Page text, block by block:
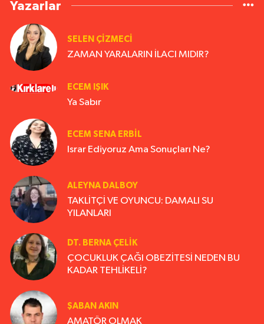
Yazarlar
SELEN ÇİZMECİ
ZAMAN YARALARIN İLACI MIDIR?
ECEM IŞIK
Ya Sabır
ECEM SENA ERBIL
Israr Ediyoruz Ama Sonuçları Ne?
ALEYNA DALBOY
TAKLİTÇİ VE OYUNCU: DAMALI SU
YILANLARI
DT. BERNA ÇELIK
ÇOCUKLUK ÇAĞI OBEZİTESİ NEDEN BU
KADAR TEHLİKELİ?
ŞABAN AKIN
AMATÖR OLMAK